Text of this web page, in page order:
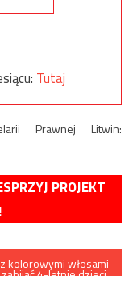
Tutaj
Prawnej Litwin:
PROJEKT
kolorowymi włosami
4-letnie dzieci.